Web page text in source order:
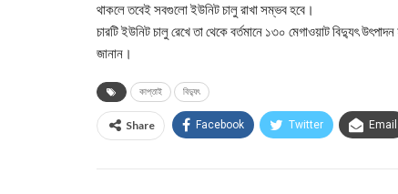
থাকলে তবেই সবগুলো ইউনিট চালু রাখা সম্ভব হবে।
চারটি ইউনিট চালু রেখে তা থেকে বর্তমানে ১৩০ মেগাওয়াট বিদ্যুৎ
জানান।
কাপ্তাই বিদ্যুৎ
Share Facebook Twitter Email